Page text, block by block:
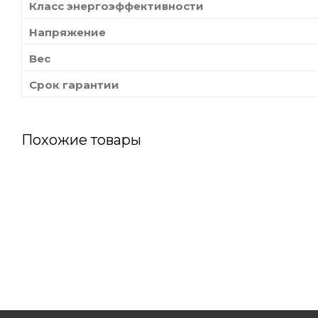
Класс энергоэффективности
Напряжение
Вес
Срок гарантии
Похожие товары